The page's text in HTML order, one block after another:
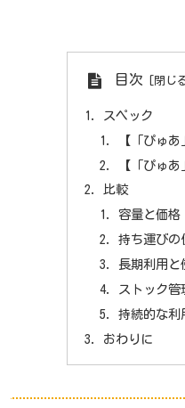
目次
スペック
【「ぴゅあ
【「ぴゅ
比較
容量と価格
持ち運びの
長期利用と
ストック管
持続的な利
おわりに